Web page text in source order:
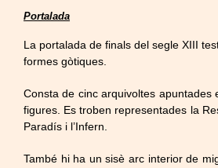
Portalada
La portalada de finals del segle XIII
formes gòtiques.
Consta de cinc arquivoltes apuntades
figures. Es troben representades la
Paradís i l’Infern.
També hi ha un sisè arc interior de